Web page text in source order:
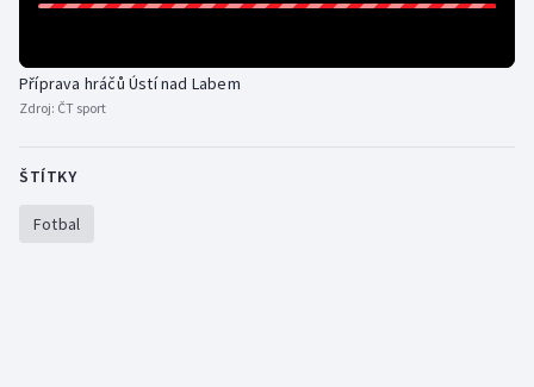
Ragby
Příprava hráčů Ústí nad Labem
Zdroj: ČT sport
ŠTÍTKY
Fotbal